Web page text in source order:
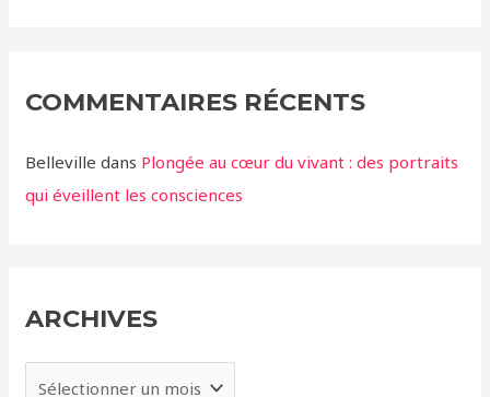
COMMENTAIRES RÉCENTS
Belleville dans Plongée au cœur du vivant : des portraits
qui éveillent les consciences
ARCHIVES